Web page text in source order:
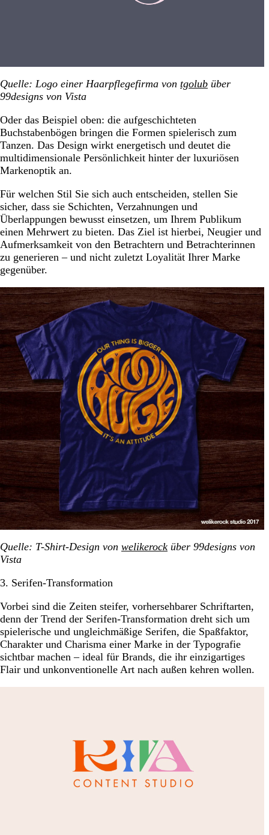
Quelle: Logo einer Haarpflegefirma von tgolub über
99designs von Vista
Oder das Beispiel oben: die aufgeschichteten
Buchstabenbögen bringen die Formen spielerisch zum
Tanzen. Das Design wirkt energetisch und deutet die
multidimensionale Persönlichkeit hinter der luxuriösen
Markenoptik an.
Für welchen Stil Sie sich auch entscheiden, stellen Sie
sicher, dass sie Schichten, Verzahnungen und
Überlappungen bewusst einsetzen, um Ihrem Publikum
einen Mehrwert zu bieten. Das Ziel ist hierbei, Neugier und
Aufmerksamkeit von den Betrachtern und Betrachterinnen
zu generieren – und nicht zuletzt Loyalität Ihrer Marke
gegenüber.
Quelle: T-Shirt-Design von welikerock über 99designs von
Vista
3. Serifen-Transformation
Vorbei sind die Zeiten steifer, vorhersehbarer Schriftarten,
denn der Trend der Serifen-Transformation dreht sich um
spielerische und ungleichmäßige Serifen, die Spaßfaktor,
Charakter und Charisma einer Marke in der Typografie
sichtbar machen – ideal für Brands, die ihr einzigartiges
Flair und unkonventionelle Art nach außen kehren wollen.